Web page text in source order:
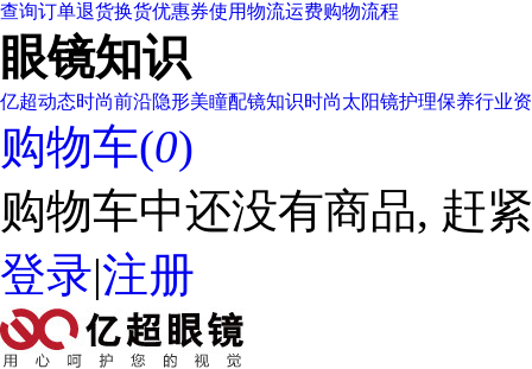
查询订单退货换货优惠券使用物流运费购物流程
眼镜知识
亿超动态时尚前沿隐形美瞳配镜知识时尚太阳镜护理保养行业
购物车(0)
购物车中还没有商品, 赶
登录|注册